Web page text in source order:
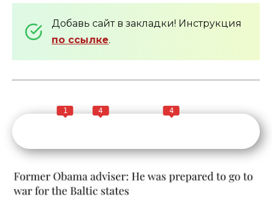
Добавь сайт в закладки! Инструкция
по ссылке.
1 4 4